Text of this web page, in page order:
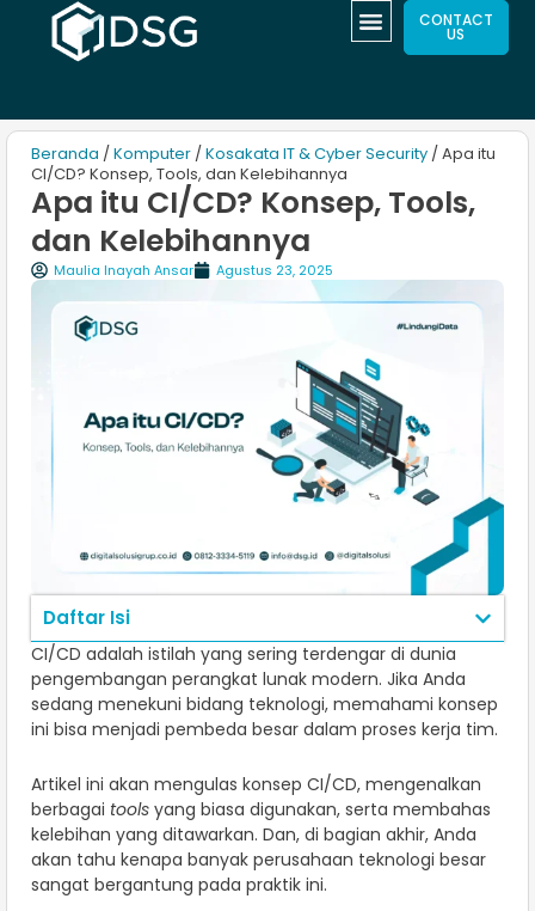
CONTACT
US
Beranda / Komputer / Kosakata IT & Cyber Security / Apa itu
CI/CD? Konsep, Tools, dan Kelebihannya
Apa itu CI/CD? Konsep, Tools,
dan Kelebihannya
Maulia Inayah Ansar Agustus 23, 2025
Daftar Isi
CI/CD adalah istilah yang sering terdengar di dunia
pengembangan perangkat lunak modern. Jika Anda
sedang menekuni bidang teknologi, memahami konsep
ini bisa menjadi pembeda besar dalam proses kerja tim.
Artikel ini akan mengulas konsep CI/CD, mengenalkan
berbagai tools yang biasa digunakan, serta membahas
kelebihan yang ditawarkan. Dan, di bagian akhir, Anda
akan tahu kenapa banyak perusahaan teknologi besar
sangat bergantung pada praktik ini.